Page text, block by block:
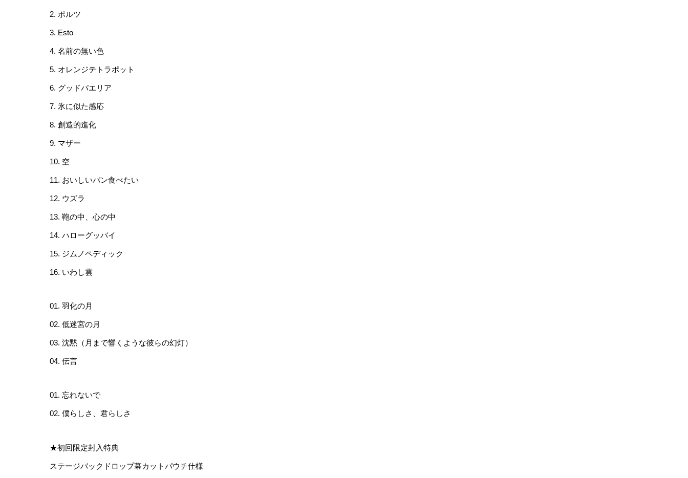
2. ポルツ
3. Esto
4. 名前の無い色
5. オレンジテトラポット
6. グッドパエリア
7. 氷に似た感応
8. 創造的進化
9. マザー
10. 空
11. おいしいパン食べたい
12. ウズラ
13. 鞄の中、心の中
14. ハローグッバイ
15. ジムノペディック
16. いわし雲
01. 羽化の月
02. 低迷宮の月
03. 沈黙（月まで響くような彼らの幻灯）
04. 伝言
01. 忘れないで
02. 僕らしさ、君らしさ
★初回限定封入特典
ステージバックドロップ幕カットパウチ仕様